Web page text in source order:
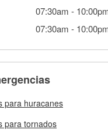
07:30am -
07:30am -
para huracanes
para tornados